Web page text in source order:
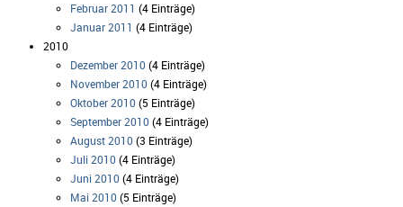
Februar 2011 (4 Einträge)
Januar 2011 (4 Einträge)
2010
Dezember 2010 (4 Einträge)
November 2010 (4 Einträge)
Oktober 2010 (5 Einträge)
September 2010 (4 Einträge)
August 2010 (3 Einträge)
Juli 2010 (4 Einträge)
Juni 2010 (4 Einträge)
Mai 2010 (5 Einträge)